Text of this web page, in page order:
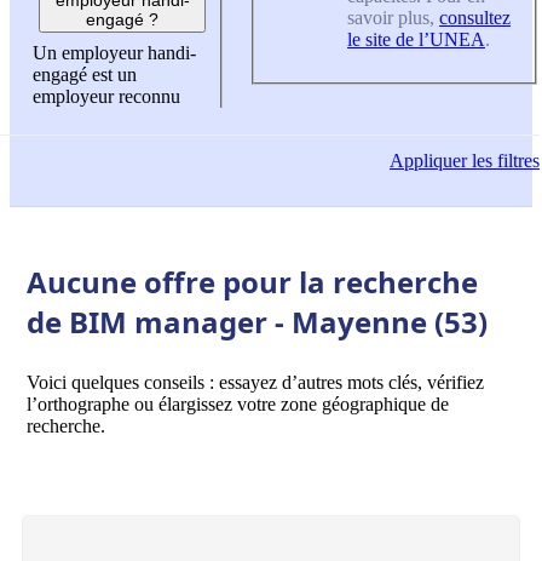
engagé ?
Un employeur handi-
engagé est un
employeur reconnu
savoir plus, consultez
le site de l’UNEA.
Appliquerles filtres
Aucune offre pour la recherche
de BIM manager - Mayenne (53)
Voici quelques conseils : essayez d’autres mots clés, vérifiez
l’orthographe ou élargissez votre zone géographique de
recherche.